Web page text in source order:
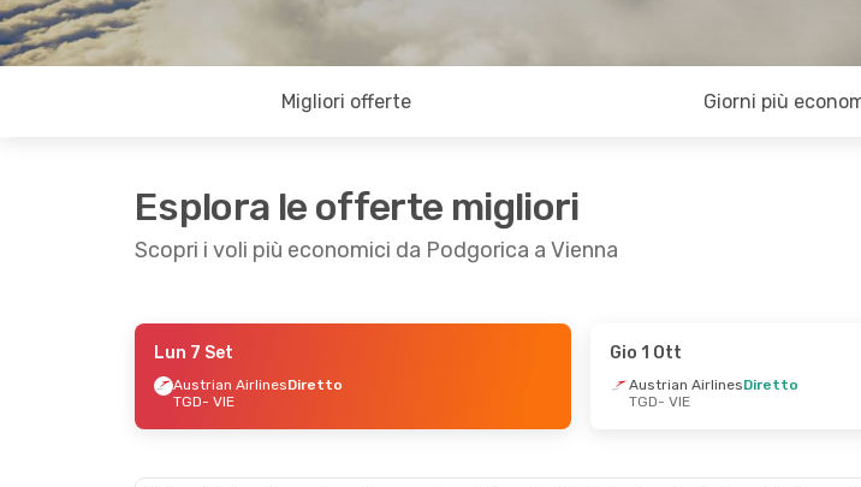
Migliori offerte Giorni più
Esplora le offerte migliori
Scopri i voli più economici da Podgorica a Vienna
- Dom 6 Set
Lun 7 Set
Austrian AirlinesDiretto
TGD- VIE
Gio 1 Ott
Austrian AirlinesDiretto
TGD- VIE